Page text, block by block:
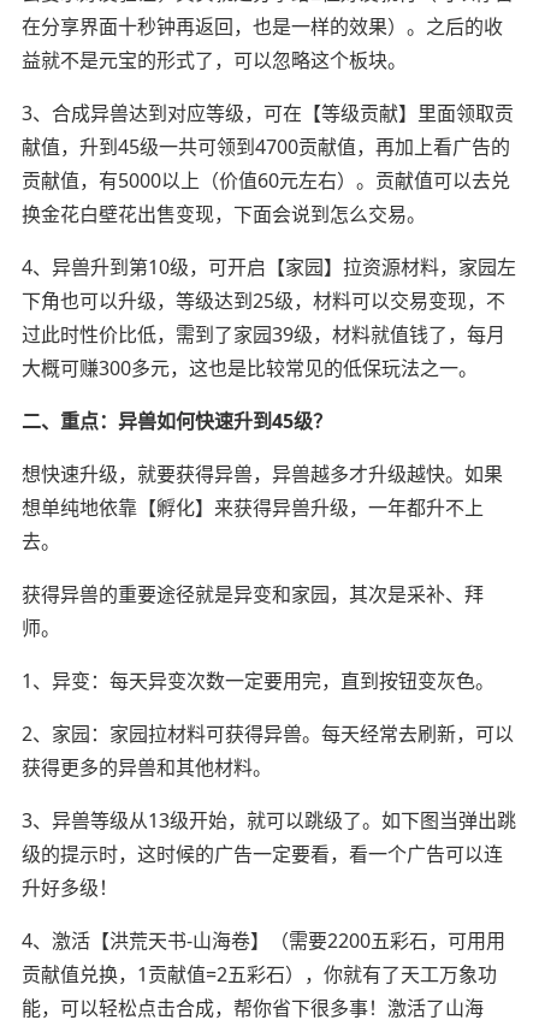
在分享界面十秒钟再返回，也是一样的效果）。之后的收
益就不是元宝的形式了，可以忽略这个板块。
3、合成异兽达到对应等级，可在【等级贡献】里面领取贡
献值，升到45级一共可领到4700贡献值，再加上看广告的
贡献值，有5000以上（价值60元左右）。贡献值可以去兑
换金花白壁花出售变现，下面会说到怎么交易。
4、异兽升到第10级，可开启【家园】拉资源材料，家园左
下角也可以升级，等级达到25级，材料可以交易变现，不
过此时性价比低，需到了家园39级，材料就值钱了，每月
大概可赚300多元，这也是比较常见的低保玩法之一。
二、重点：异兽如何快速升到45级？
想快速升级，就要获得异兽，异兽越多才升级越快。如果
想单纯地依靠【孵化】来获得异兽升级，一年都升不上
去。
获得异兽的重要途径就是异变和家园，其次是采补、拜
师。
1、异变：每天异变次数一定要用完，直到按钮变灰色。
2、家园：家园拉材料可获得异兽。每天经常去刷新，可以
获得更多的异兽和其他材料。
3、异兽等级从13级开始，就可以跳级了。如下图当弹出跳
级的提示时，这时候的广告一定要看，看一个广告可以连
升好多级！
4、激活【洪荒天书-山海卷】（需要2200五彩石，可用用
贡献值兑换，1贡献值=2五彩石），你就有了天工万象功
能，可以轻松点击合成，帮你省下很多事！激活了山海